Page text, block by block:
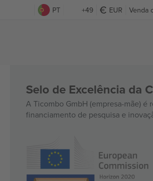
PT +49 EUR Venda
Selo de Excelência da
A Ticombo GmbH (empresa-mãe)
financiamento de pesquisa e